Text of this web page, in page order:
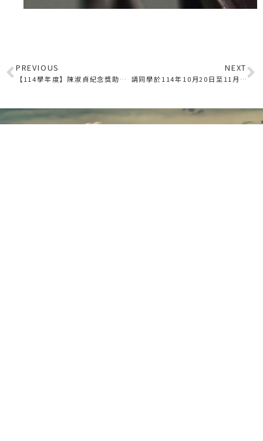
PREVIOUS
【114學年度】陳淑貞紀念獎助學金申請公告
NEXT
請同學於114年10月20日至11月2日上網填寫114-1學期「教學意見期中評量」